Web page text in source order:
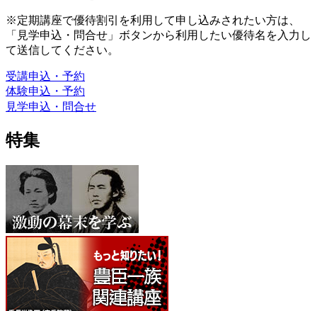
※定期講座で優待割引を利用して申し込みされたい方は、
「見学申込・問合せ」ボタンから利用したい優待名を入力し
て送信してください。
受講申込・予約
体験申込・予約
見学申込・問合せ
特集